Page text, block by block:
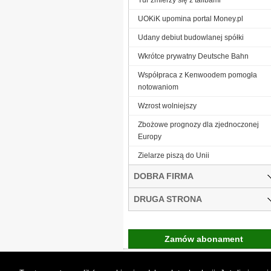
UOKiK upomina portal Money.pl
Udany debiut budowlanej spółki
Wkrótce prywatny Deutsche Bahn
Współpraca z Kenwoodem pomogła
notowaniom
Wzrost wolniejszy
Zbożowe prognozy dla zjednoczonej
Europy
Zielarze piszą do Unii
DOBRA FIRMA
DRUGA STRONA
Zamów abonament